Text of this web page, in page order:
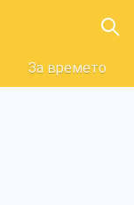
За времето